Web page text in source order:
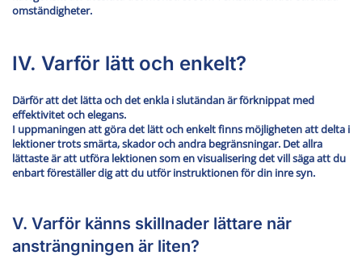
omständigheter.
IV. Varför lätt och enkelt?
Därför att det lätta och det enkla i slutändan är förknippat med
effektivitet och elegans.
I uppmaningen att göra det lätt och enkelt finns möjligheten att delta i
lektioner trots smärta, skador och andra begränsningar. Det allra
lättaste är att utföra lektionen som en visualisering det vill säga att du
enbart föreställer dig att du utför instruktionen för din inre syn.
V. Varför känns skillnader lättare när
ansträngningen är liten?